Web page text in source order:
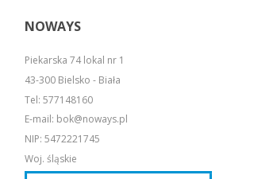
NOWAYS
Piekarska 74 lokal nr 1
43-300 Bielsko - Biała
Tel: 577148160
E-mail: bok@noways.pl
NIP: 5472221745
Woj. śląskie